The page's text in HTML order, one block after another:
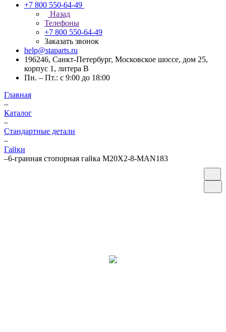
+7 800 550-64-49
Назад
Телефоны
+7 800 550-64-49
Заказать звонок
help@staparts.ru
196246, Санкт-Петербург, Московское шоссе, дом 25,
корпус 1, литера В
Пн. – Пт.: с 9:00 до 18:00
Главная
–
Каталог
–
Стандартные детали
–
Гайки
–6-гранная стопорная гайка M20X2-8-MAN183